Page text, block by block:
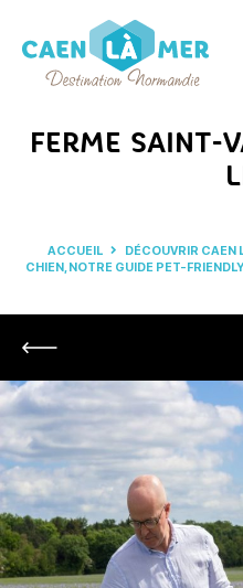
laFERME SAINT-
ACCUEIL DÉCOUVRIR CAEN
CHIEN, NOTRE GUIDE PET-FRIENDLY
Retour